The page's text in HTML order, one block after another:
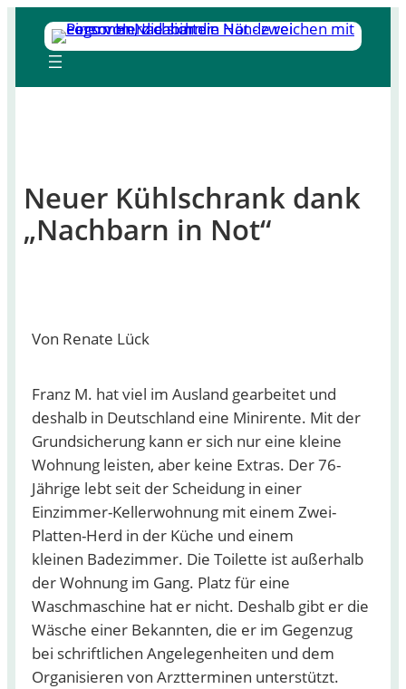
Inhalt
springen
Neuer Kühlschrank dank
„Nachbarn in Not“
Von Renate Lück
Franz M. hat viel im Ausland gearbeitet und
deshalb in Deutschland eine Minirente. Mit der
Grundsicherung kann er sich nur eine kleine
Wohnung leisten, aber keine Extras. Der 76-
Jährige lebt seit der Scheidung in einer
Einzimmer-Kellerwohnung mit einem Zwei-
Platten-Herd in der Küche und einem
kleinen Badezimmer. Die Toilette ist außerhalb
der Wohnung im Gang. Platz für eine
Waschmaschine hat er nicht. Deshalb gibt er die
Wäsche einer Bekannten, die er im Gegenzug
bei schriftlichen Angelegenheiten und dem
Organisieren von Arztterminen unterstützt.